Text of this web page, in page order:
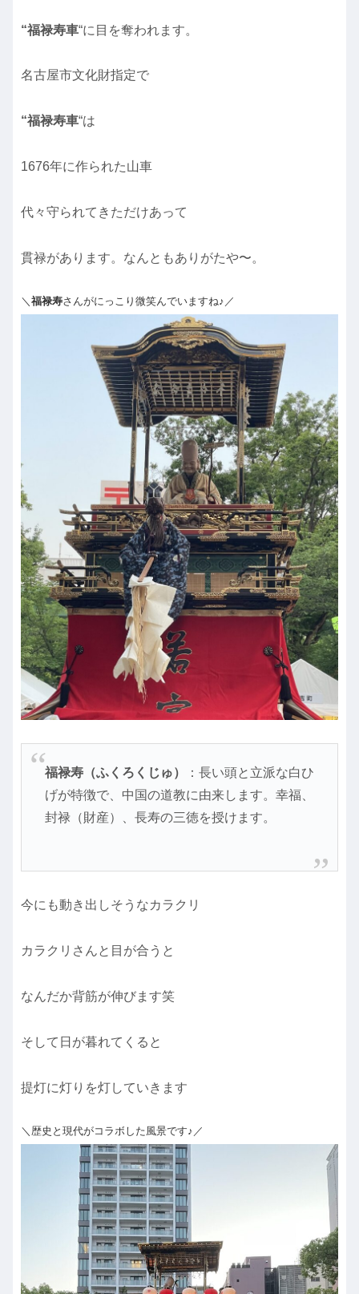
“福禄寿車“に目を奪われます。
名古屋市文化財指定で
“福禄寿車“は
1676年に作られた山車
代々守られてきただけあって
貫禄があります。なんともありがたや〜。
＼ 福禄寿さんがにっこり微笑んでいますね♪／
福禄寿（ふくろくじゅ）
：長い頭と立派な白ひ
げが特徴で、中国の道教に由来します。幸福、
封禄（財産）、長寿の三徳を授けます。
今にも動き出しそうなカラクリ
カラクリさんと目が合うと
なんだか背筋が伸びます笑
そして日が暮れてくると
提灯に灯りを灯していきます
＼歴史と現代がコラボした風景です♪／